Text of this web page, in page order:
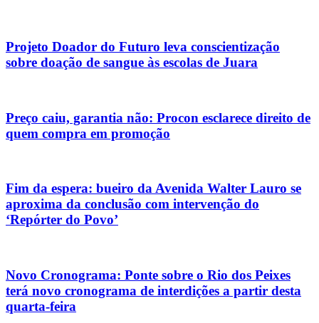
Projeto Doador do Futuro leva conscientização
sobre doação de sangue às escolas de Juara
Preço caiu, garantia não: Procon esclarece direito de
quem compra em promoção
Fim da espera: bueiro da Avenida Walter Lauro se
aproxima da conclusão com intervenção do
‘Repórter do Povo’
Novo Cronograma: Ponte sobre o Rio dos Peixes
terá novo cronograma de interdições a partir desta
quarta-feira